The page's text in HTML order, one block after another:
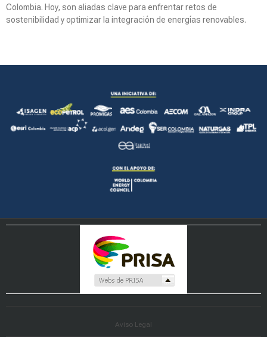
Colombia. Hoy, son aliadas clave para enfrentar retos de
sostenibilidad y optimizar la integración de energías renovables.
Aviso Legal